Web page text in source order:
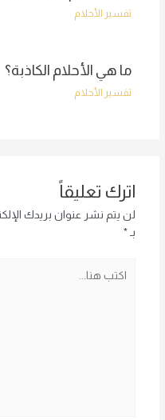
تفسير الأحلام
ما هي الأحلام الكاذبة؟
تفسير الأحلام
اترك تعليقاً
لن يتم نشر عنوان بريدك
بـ *
هنا...